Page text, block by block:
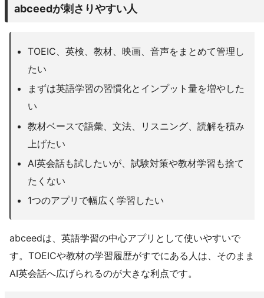
abceedが刺さりやすい人
TOEIC、英検、教材、映画、音声をまとめて管理し
たい
まずは英語学習の習慣化とインプット量を増やした
い
教材ベースで語彙、文法、リスニング、読解を積み
上げたい
AI英会話も試したいが、試験対策や教材学習も捨て
たくない
1つのアプリで幅広く学習したい
abceedは、英語学習の中心アプリとして使いやすいで
す。TOEICや教材の学習履歴がすでにある人は、そのまま
AI英会話へ広げられるのが大きな利点です。